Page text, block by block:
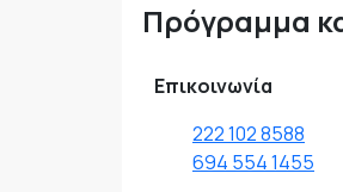
Πρόγραμμα
Επικοινωνία
222 102 8588
694 554 1455